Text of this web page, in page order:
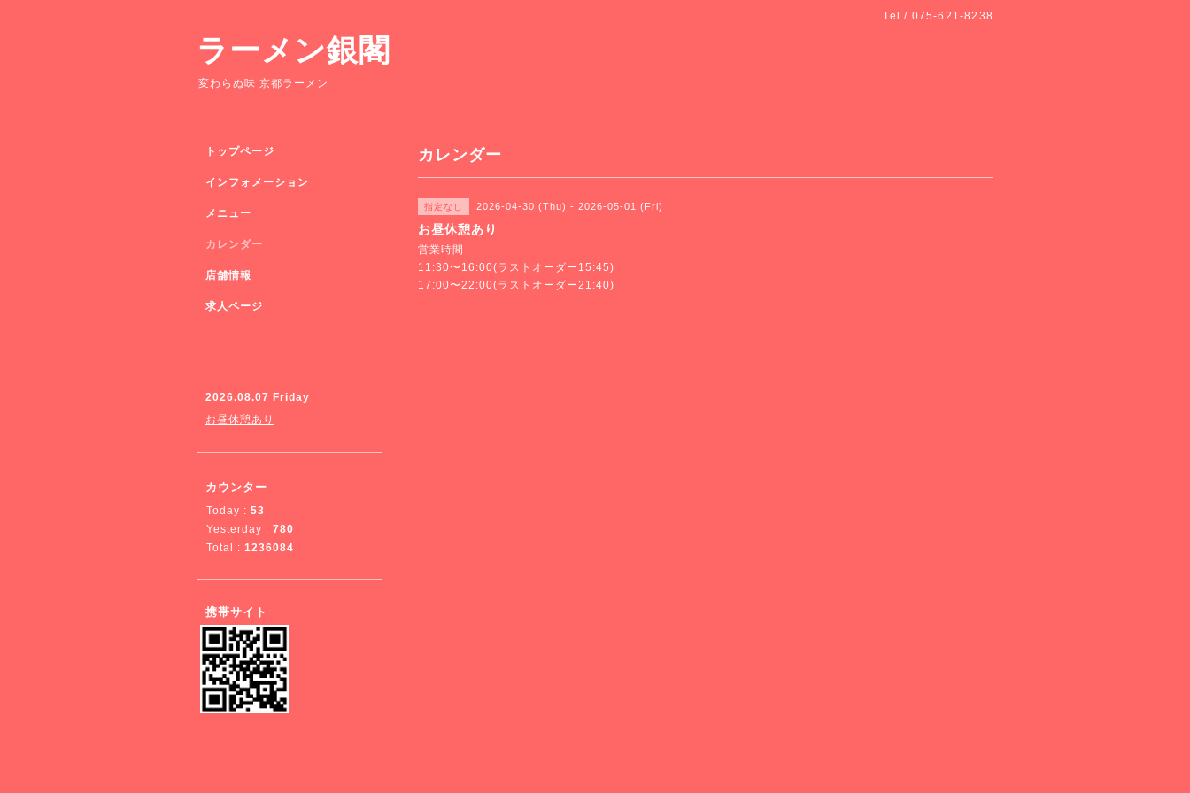
Tel / 075-621-8238
ラーメン銀閣
変わらぬ味 京都ラーメン
カレンダー
指定なし 2026-04-30 (Thu) - 2026-05-01 (Fri)
お昼休憩あり
営業時間
11:30〜16:00(ラストオーダー15:45)
17:00〜22:00(ラストオーダー21:40)
トップページ
インフォメーション
メニュー
カレンダー
店舗情報
求人ページ
2026.08.07 Friday
お昼休憩あり
カウンター
Today : 53
Yesterday : 780
Total : 1236084
携帯サイト